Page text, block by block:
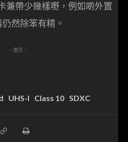
兼帶少幾樣嘢，例如啲外置
然除笨有精。
- 廣告 -
UHS-I Class 10 SDXC